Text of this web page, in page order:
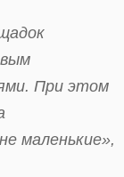
При этом
маленькие»,